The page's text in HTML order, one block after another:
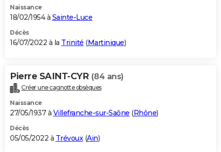
Naissance
18/02/1954 à Sainte-Luce
Décès
16/07/2022 à la Trinité (Martinique)
Pierre SAINT-CYR (84 ans)
Créer une cagnotte obsèques
Naissance
27/05/1937 à Villefranche-sur-Saône (Rhône)
Décès
05/05/2022 à Trévoux (Ain)